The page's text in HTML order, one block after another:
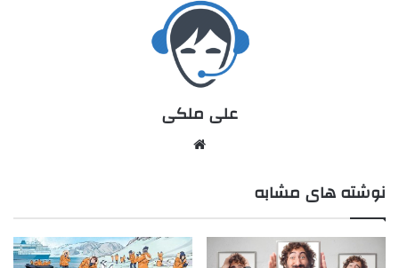
علی ملکی
نوشته های مشابه